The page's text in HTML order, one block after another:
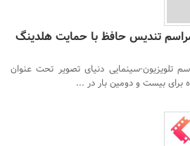
تندیس حافظ با حمایت هلدینگ
تلویزیون-سینمایی دنیای تصویر تحت عنوان